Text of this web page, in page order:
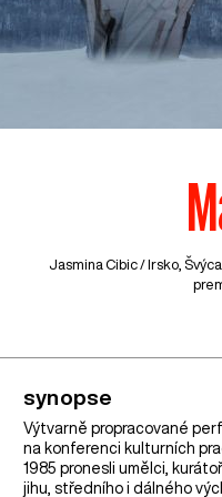
Jasmina Cibic / Irsko
synopse
Výtvarně propracované
na konferenci kulturních
1985 pronesli umělci,
jihu, středního i dálného